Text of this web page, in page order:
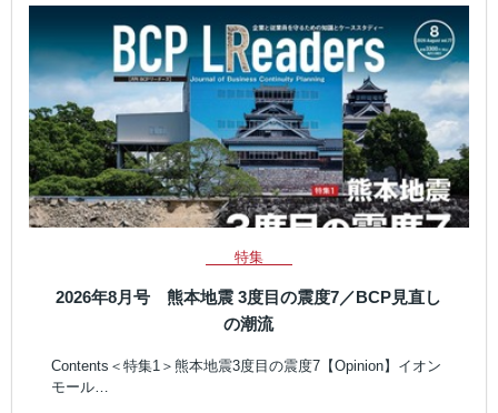
特集
2026年8月号 熊本地震 3度目の震度7／BCP見直し
の潮流
Contents＜特集1＞熊本地震3度目の震度7【Opinion】イオン
モール…